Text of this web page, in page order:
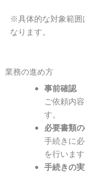
※具体的な対象範囲
なります。
業務の進め方
事前確認
ご依頼内
す。
必要書類
手続きに
を行います
手続きの